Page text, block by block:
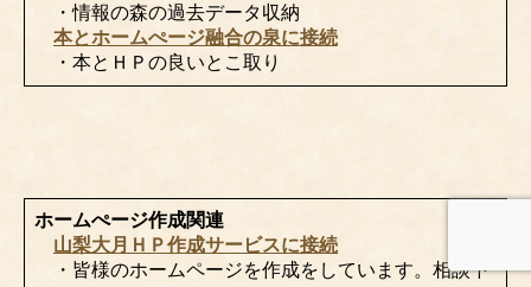
・情報の森の過去データ収納
本とホームぺージ融合の泉に接続
・本とＨＰの良いとこ取り
ホームぺージ作成関連
山梨大月ＨＰ作成サービスに接続
・皆様のホームページを作成をしています。相談下